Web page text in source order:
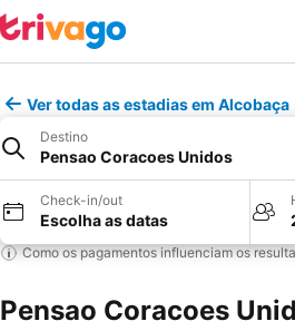
Ver todas as estadias em Alcobaça
Destino
Pensao Coracoes Unidos
Check-in/out
Escolha as datas
Como os pagamentos influenciam os
Pensao Coracoes